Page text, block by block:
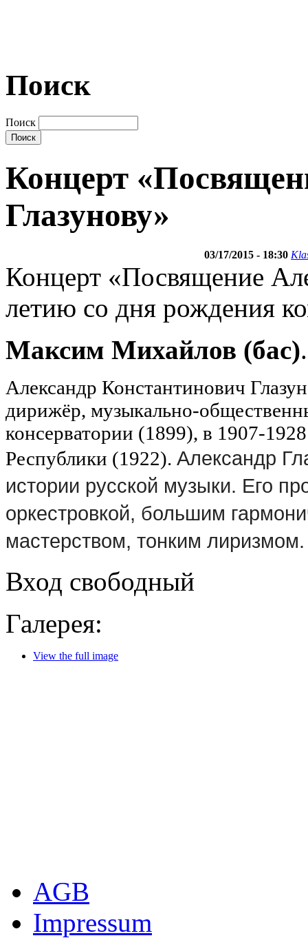
Поиск
Поиск
Концерт
Глазунову»
03/17/2015 - 18:30
Концерт «Посвящение
летию со дня рождения
Максим Михайлов (бас).
Александр Константинович
дирижёр, музыкально-
консерватории (1899), в 1907-
Республики (1922). Александр
истории русской музыки. Его
оркестровкой, большим
мастерством, тонким лиризмом.
Вход свободный
Галерея:
View the full image
AGB
Impressum